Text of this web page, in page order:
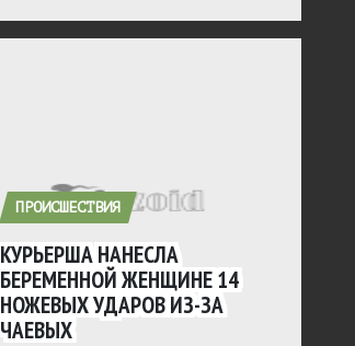
ПРОИСШЕСТВИЯ
КУРЬЕРША НАНЕСЛА
БЕРЕМЕННОЙ ЖЕНЩИНЕ 14
НОЖЕВЫХ УДАРОВ ИЗ-ЗА
ЧАЕВЫХ